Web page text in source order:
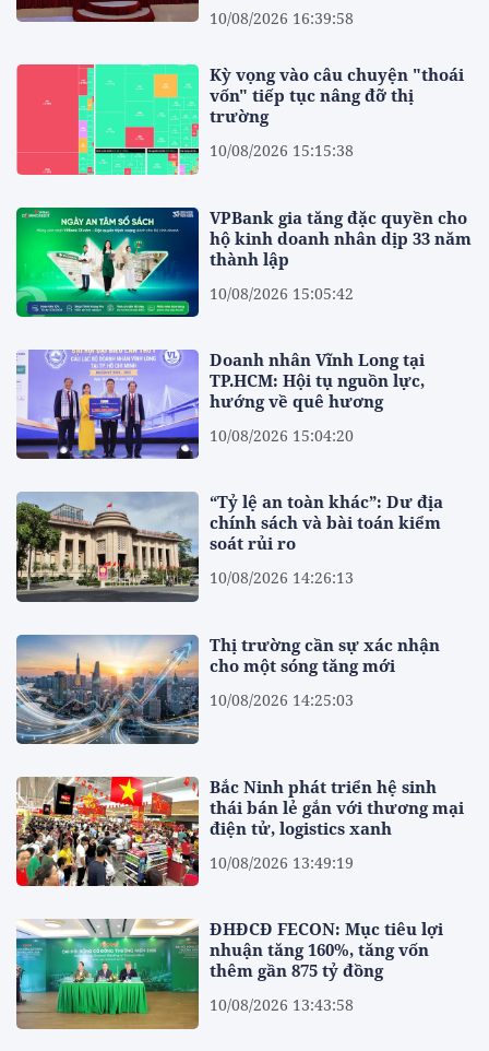
10/08/2026 16:39:58
Kỳ vọng vào câu chuyện "thoái
vốn" tiếp tục nâng đỡ thị
trường
10/08/2026 15:15:38
VPBank gia tăng đặc quyền cho
hộ kinh doanh nhân dịp 33 năm
thành lập
10/08/2026 15:05:42
Doanh nhân Vĩnh Long tại
TP.HCM: Hội tụ nguồn lực,
hướng về quê hương
10/08/2026 15:04:20
“Tỷ lệ an toàn khác”: Dư địa
chính sách và bài toán kiểm
soát rủi ro
10/08/2026 14:26:13
Thị trường cần sự xác nhận
cho một sóng tăng mới
10/08/2026 14:25:03
Bắc Ninh phát triển hệ sinh
thái bán lẻ gắn với thương mại
điện tử, logistics xanh
10/08/2026 13:49:19
ĐHĐCĐ FECON: Mục tiêu lợi
nhuận tăng 160%, tăng vốn
thêm gần 875 tỷ đồng
10/08/2026 13:43:58